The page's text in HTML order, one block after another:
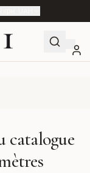
catalogue